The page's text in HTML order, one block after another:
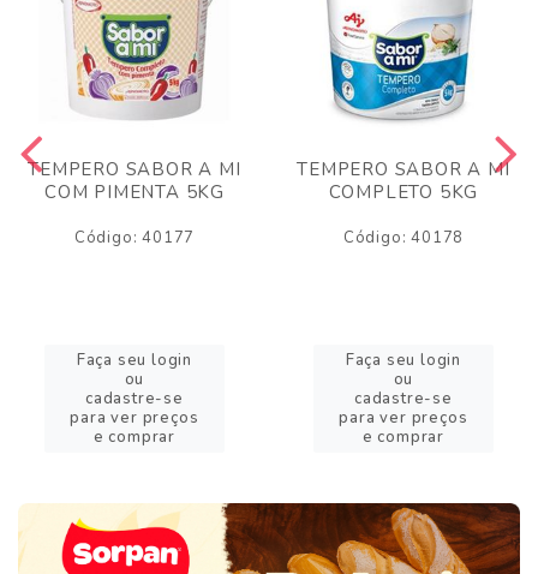
TEMPERO SABOR A MI
COM PIMENTA 5KG
Código: 40177
Faça seu login
ou
cadastre-se
para ver preços
e comprar
TEMPERO SABOR A MI
COMPLETO 5KG
Código: 40178
Faça seu login
ou
cadastre-se
para ver preços
e comprar